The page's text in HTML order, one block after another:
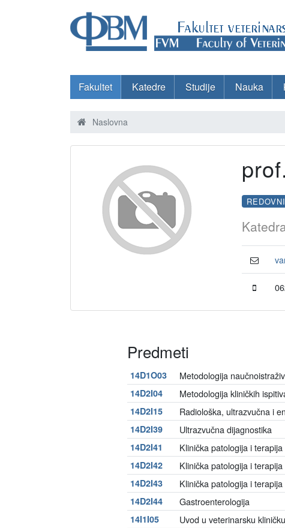
Fakultet Katedre Studije Nauka
Naslovna
Predmeti
14D1O03 Metodologija
14D2I04 Metodologija kliničkih
14D2I15 Radiološka, ultrazvučna i
14D2I39 Ultrazvučna dijagnostika
14D2I41 Klinička patologija i
14D2I42 Klinička patologija i
14D2I43 Klinička patologija i
14D2I44 Gastroenterologija
14I1I05 Uvod u veterinarsku